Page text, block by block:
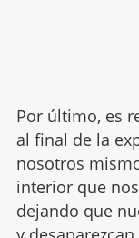
Por último, es
al final de la
nosotros
interior que
dejando que